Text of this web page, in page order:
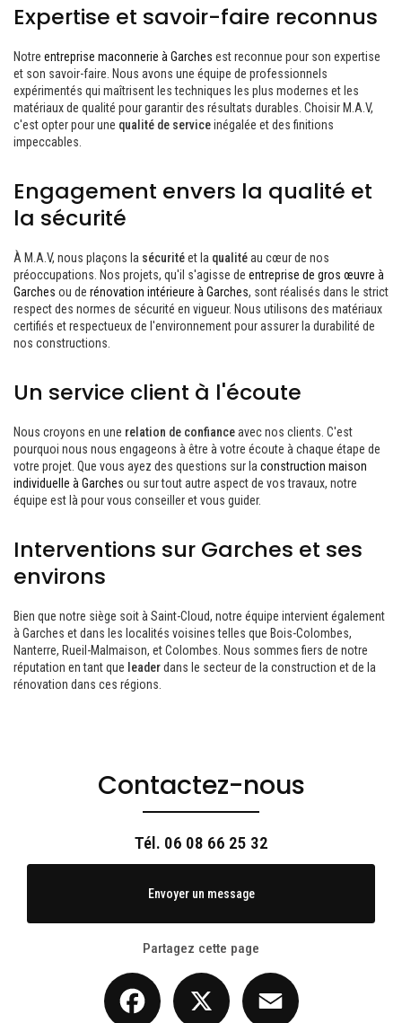
Expertise et savoir-faire reconnus
Notre entreprise maconnerie à Garches est reconnue pour son expertise
et son savoir-faire. Nous avons une équipe de professionnels
expérimentés qui maîtrisent les techniques les plus modernes et les
matériaux de qualité pour garantir des résultats durables. Choisir M.A.V,
c'est opter pour une qualité de serviceinégalée et des finitions
impeccables.
Engagement envers la qualité et
la sécurité
À M.A.V, nous plaçons la sécuritéet la qualitéau cœur de nos
préoccupations. Nos projets, qu'il s'agisse de entreprise de gros œuvre à
Garches ou de rénovation intérieure à Garches, sont réalisés dans le strict
respect des normes de sécurité en vigueur. Nous utilisons des matériaux
certifiés et respectueux de l'environnement pour assurer la durabilité de
nos constructions.
Un service client à l'écoute
Nous croyons en une relation de confianceavec nos clients. C'est
pourquoi nous nous engageons à être à votre écoute à chaque étape de
votre projet. Que vous ayez des questions sur la construction maison
individuelle à Garches ou sur tout autre aspect de vos travaux, notre
équipe est là pour vous conseiller et vous guider.
Interventions sur Garches et ses
environs
Bien que notre siège soit à Saint-Cloud, notre équipe intervient également
à Garches et dans les localités voisines telles que Bois-Colombes,
Nanterre, Rueil-Malmaison, et Colombes. Nous sommes fiers de notre
réputation en tant que leaderdans le secteur de la construction et de la
rénovation dans ces régions.
Contactez-nous
Tél. 06 08 66 25 32
Envoyer un message
Partagez cette page
Facebook